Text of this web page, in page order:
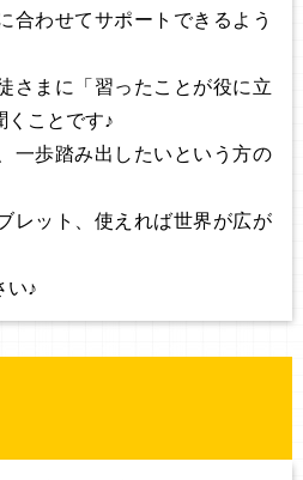
合わせてサポートできるよう
さまに「習ったことが役に立
くことです♪
一歩踏み出したいという方の
レット、使えれば世界が広が
い♪